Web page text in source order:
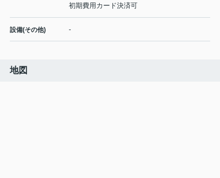
初期費用カード決済可
設備(その他) -
地図